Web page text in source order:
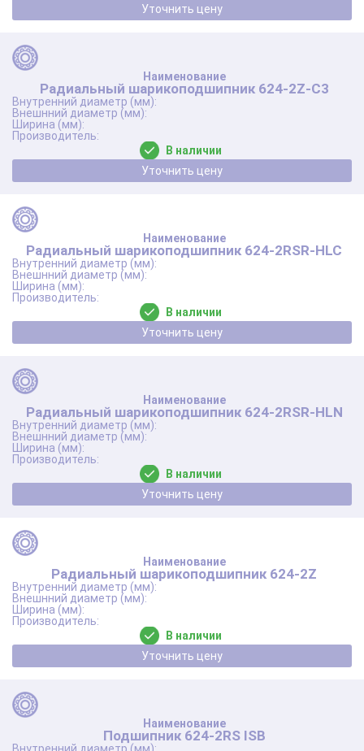
Уточнить цену
Радиальный шарикоподшипник 624-2Z-C3
В наличии
Уточнить цену
Радиальный шарикоподшипник 624-2RSR-HLC
В наличии
Уточнить цену
Радиальный шарикоподшипник 624-2RSR-HLN
В наличии
Уточнить цену
Радиальный шарикоподшипник 624-2Z
В наличии
Уточнить цену
Подшипник 624-2RS ISB